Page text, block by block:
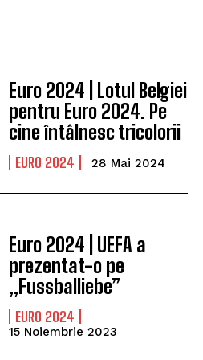
Euro 2024 | Lotul Belgiei
pentru Euro 2024. Pe
cine întâlnesc tricolorii
EURO 2024 28 Mai 2024
Euro 2024 | UEFA a
prezentat-o pe
„Fussballiebe”
EURO 2024
15 Noiembrie 2023